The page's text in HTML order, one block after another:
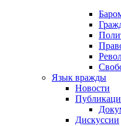
Язык вражды
Новости
Дискуссии